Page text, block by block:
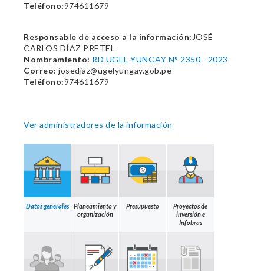
Teléfono:974611679
Responsable de acceso a la información: JOSÉ
CARLOS DÍAZ PRETEL
Nombramiento: RD UGEL YUNGAY N° 2350 - 2023
Correo: josediaz@ugelyungay.gob.pe
Teléfono:974611679
Ver administradores de la información
Datos generales
Planeamiento y
organización
Presupuesto
Proyectos de
inversión e
Infobras